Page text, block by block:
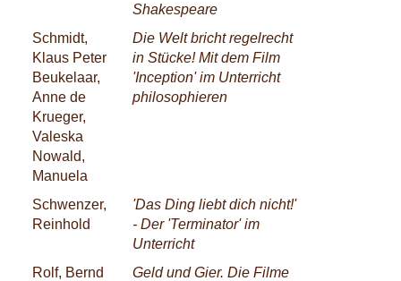
Shakespeare
Schmidt,
Klaus Peter
Beukelaar,
Anne de
Krueger,
Valeska
Nowald,
Manuela
Die Welt bricht regelrecht
in Stücke! Mit dem Film
'Inception' im Unterricht
philosophieren
Schwenzer,
Reinhold
'Das Ding liebt dich nicht!'
- Der 'Terminator' im
Unterricht
Rolf, Bernd
Geld und Gier. Die Filme